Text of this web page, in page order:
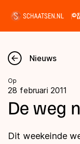
Nieuws
Kalender
Nieuws
Op
28 februari 2011
De weg
Dit weekeinde